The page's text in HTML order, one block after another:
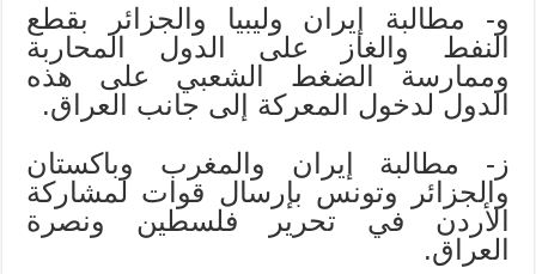
و- مطالبة إيران وليبيا والجزائر بقطع
النفط والغاز على الدول المحاربة
وممارسة الضغط الشعبي على هذه
الدول لدخول المعركة إلى جانب العراق.
ز- مطالبة إيران والمغرب وباكستان
والجزائر وتونس بإرسال قوات لمشاركة
الأردن في تحرير فلسطين ونصرة
العراق.